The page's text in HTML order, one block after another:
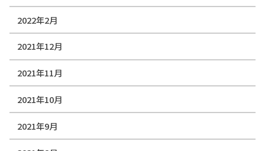
2022年2月
2021年12月
2021年11月
2021年10月
2021年9月